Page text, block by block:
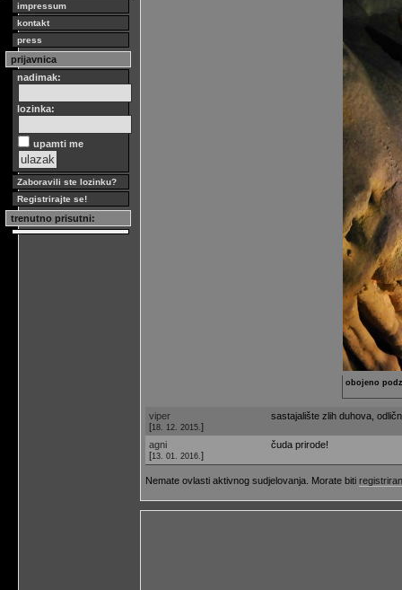
impressum
kontakt
press
prijavnica
nadimak:
lozinka:
upamti me
Zaboravili ste lozinku?
Registrirajte se!
trenutno prisutni:
obojeno
viper
[18. 12. 2015. ]
sastajalište zlih duhova,
agni
[13. 01. 2016. ]
čuda prirode!
Nemate ovlasti aktivnog sudjelovanja. Morate biti